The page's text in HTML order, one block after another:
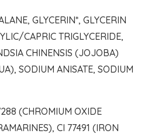
GLYCERIN*, GLYCERIN
CAPRIC TRIGLYCERIDE,
CHINENSIS (JOJOBA)
SODIUM ANISATE, SODIUM
(CHROMIUM OXIDE
CI 77491 (IRON